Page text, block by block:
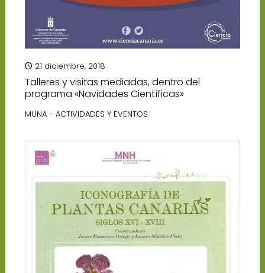
21 diciembre, 2018
Talleres y visitas mediadas, dentro del
programa «Navidades Científicas»
MUNA - ACTIVIDADES Y EVENTOS